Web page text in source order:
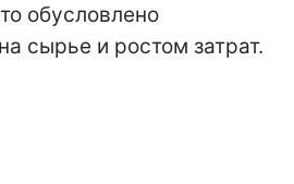
обусловлено
сырье и ростом затрат.